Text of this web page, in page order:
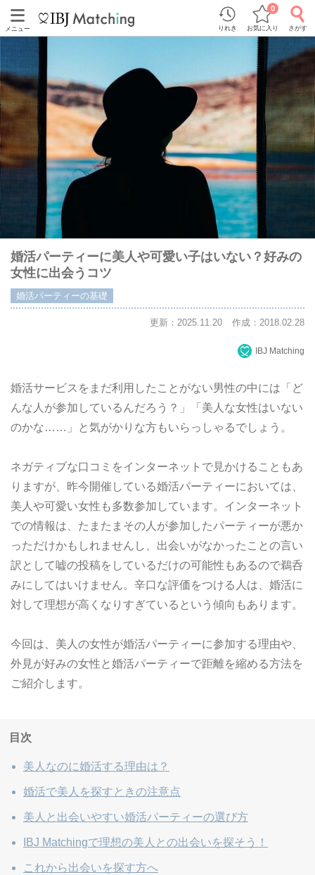
メニュー りれき お気に入り
0
さがす
婚活パーティーに美人や可愛い子はいない？好みの
女性に出会うコツ
婚活パーティーの基礎
更新：2025.11.20 作成：2018.02.28
IBJ Matching
婚活サービスをまだ利用したことがない男性の中には「ど
んな人が参加しているんだろう？」「美人な女性はいない
のかな……」と気がかりな方もいらっしゃるでしょう。
ネガティブな口コミをインターネットで見かけることもあ
りますが、昨今開催している婚活パーティーにおいては、
美人や可愛い女性も多数参加しています。インターネット
での情報は、たまたまその人が参加したパーティーが悪か
っただけかもしれませんし、出会いがなかったことの言い
訳として嘘の投稿をしているだけの可能性もあるので鵜呑
みにしてはいけません。辛口な評価をつける人は、婚活に
対して理想が高くなりすぎているという傾向もあります。
今回は、美人の女性が婚活パーティーに参加する理由や、
外見が好みの女性と婚活パーティーで距離を縮める方法を
ご紹介します。
目次
美人なのに婚活する理由は？
婚活で美人を探すときの注意点
美人と出会いやすい婚活パーティーの選び方
IBJ Matchingで理想の美人との出会いを探そう！
これから出会いを探す方へ